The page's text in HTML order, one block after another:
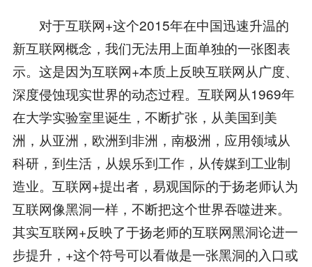
对于互联网+这个2015年在中国迅速升温的
新互联网概念，我们无法用上面单独的一张图表
示。这是因为互联网+本质上反映互联网从广度、
深度侵蚀现实世界的动态过程。互联网从1969年
在大学实验室里诞生，不断扩张，从美国到美
洲，从亚洲，欧洲到非洲，南极洲，应用领域从
科研，到生活，从娱乐到工作，从传媒到工业制
造业。互联网+提出者，易观国际的于扬老师认为
互联网像黑洞一样，不断把这个世界吞噬进来。
其实互联网+反映了于扬老师的互联网黑洞论进一
步提升，+这个符号可以看做是一张黑洞的入口或